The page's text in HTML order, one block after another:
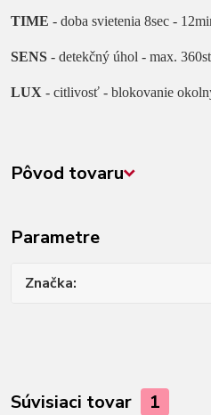
TIME - doba svietenia 8sec -
SENS- detekčný úhol - max.
LUX - citlivosť - blokovanie
Pôvod tovaru
Parametre
Značka
Súvisiaci tovar 1